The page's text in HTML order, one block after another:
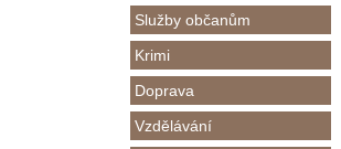
Služby občanům
Krimi
Doprava
Vzdělávání